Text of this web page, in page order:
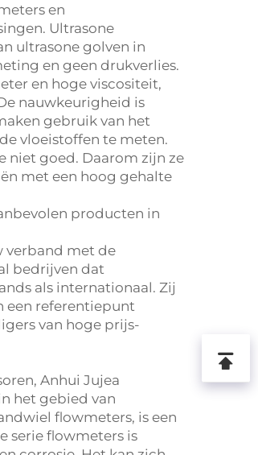
en
Ultrasone
ultrasone golven in
en geen drukverlies.
en hoge viscositeit,
nauwkeurigheid is
gebruik van het
vloeistoffen te meten.
niet goed. Daarom zijn ze
met een hoog gehalte
producten in
verband met de
bedrijven dat
als internationaal. Zij
een referentiepunt
van hoge prijs-
Anhui Jujea
het gebied van
flowmeters, is een
serie flowmeters is